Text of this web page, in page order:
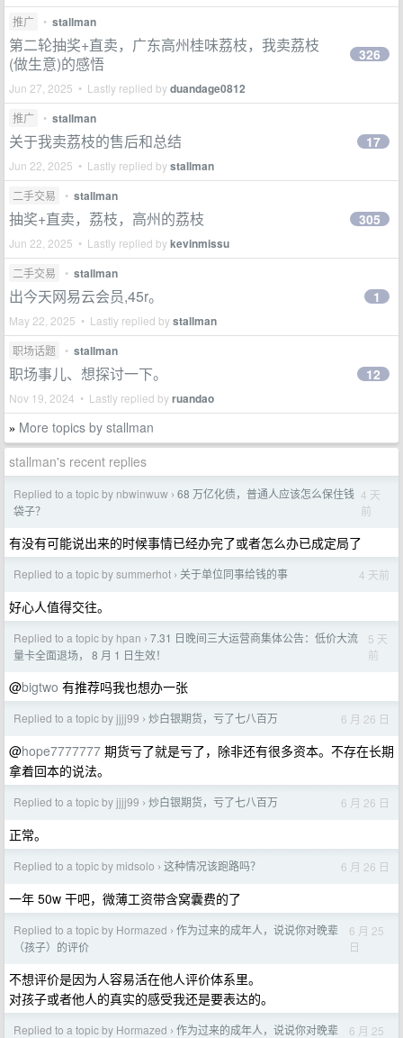
推广 • stallman
第二轮抽奖+直卖，广东高州桂味荔枝，我卖荔枝
(做生意)的感悟
Jun 27, 2025 • Lastly replied byduandage0812
326
推广 • stallman
关于我卖荔枝的售后和总结
Jun 22, 2025 • Lastly replied bystallman
17
二手交易 • stallman
抽奖+直卖，荔枝，高州的荔枝
Jun 22, 2025 • Lastly replied bykevinmissu
305
二手交易 • stallman
出今天网易云会员,45r。
May 22, 2025 • Lastly replied bystallman
1
职场话题 • stallman
职场事儿、想探讨一下。
Nov 19, 2024 • Lastly replied byruandao
12
» More topics by stallman
stallman's recent replies
Replied to a topic by nbwinwuw › 68 万亿化债，普通人应该怎么保住钱
袋子？
4 天
前
有没有可能说出来的时候事情已经办完了或者怎么办已成定局了
Replied to a topic by summerhot › 关于单位同事给钱的事 4 天前
好心人值得交往。
Replied to a topic by hpan › 7.31 日晚间三大运营商集体公告：低价大流
量卡全面退场， 8 月 1 日生效！
5 天
前
@bigtwo 有推荐吗我也想办一张
Replied to a topic by jjjj99 › 炒白银期货，亏了七八百万 6 月 26 日
@hope7777777 期货亏了就是亏了，除非还有很多资本。不存在长期
拿着回本的说法。
Replied to a topic by jjjj99 › 炒白银期货，亏了七八百万 6 月 26 日
正常。
Replied to a topic by midsolo › 这种情况该跑路吗？ 6 月 26 日
一年 50w 干吧，微薄工资带含窝囊费的了
Replied to a topic by Hormazed › 作为过来的成年人，说说你对晚辈
（孩子）的评价
6 月 25
日
不想评价是因为人容易活在他人评价体系里。
对孩子或者他人的真实的感受我还是要表达的。
Replied to a topic by Hormazed › 作为过来的成年人，说说你对晚辈 6 月 25